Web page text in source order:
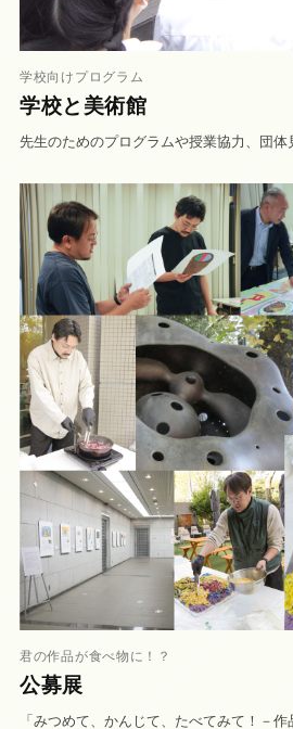
学校向けプログラム
学校と美術館
先生のためのプログラムや授業協力、団体
君の作品が食べ物に！？
公募展
「みつめて、かんじて、たべてみて！－作